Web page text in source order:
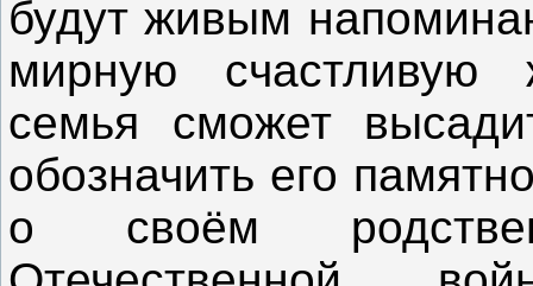
будут живым
мирную
семья сможет
обозначить его
о своём